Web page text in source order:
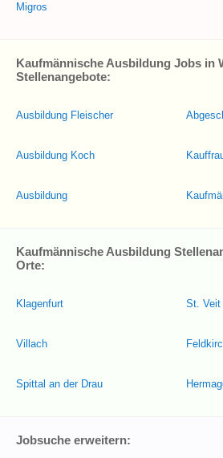
Migros
Kaufmännische Ausbildung Jobs in
Stellenangebote:
Ausbildung Fleischer
Ausbildung Koch
Ausbildung
Kaufmännische Ausbildung
Orte:
Klagenfurt
Villach
Spittal an der Drau
St. Veit
Jobsuche erweitern: